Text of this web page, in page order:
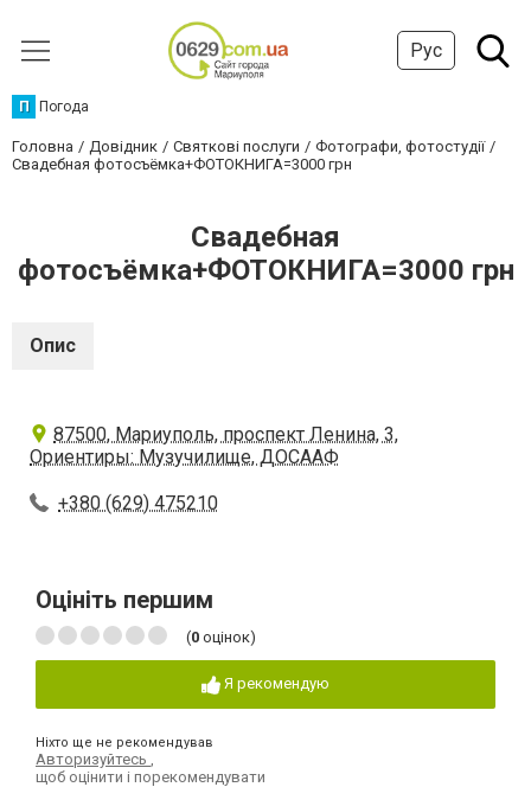
Рус
П Погода
Головна Довідник Святкові послуги
Фотографи, фотостудії
Свадебная фотосъёмка+ФОТОКНИГА=3000 грн
Свадебная
фотосъёмка+ФОТОКНИГА=3000 грн
Опис
87500, Мариуполь, проспект Ленина, 3,
Ориентиры: Музучилище, ДОСААФ
+380 (629) 475210
Оцініть першим
(0 оцінок)
Я рекомендую
Ніхто ще не рекомендував
Авторизуйтесь
щоб оцінити і порекомендувати